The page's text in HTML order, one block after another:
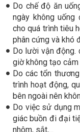
Do chế độ ăn
ngày không
cho quá trình tiêu
phân cứng và khó
Do lười vận động.
giờ không tạo
Do các tổn
trình hoạt động,
bên ngoài nên
Do việc sử dụng
giác buồn đi đại
nhôm, sắt,...